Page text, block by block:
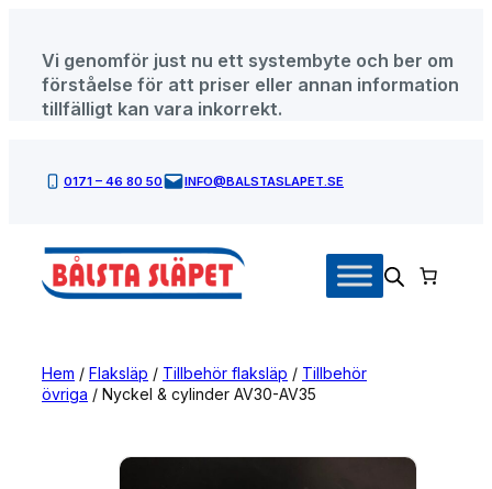
innehåll
Vi genomför just nu ett systembyte och ber om
förståelse för att priser eller annan information
tillfälligt kan vara inkorrekt.
0171 – 46 80 50 INFO@BALSTASLAPET.SE
Hem / Flaksläp / Tillbehör flaksläp / Tillbehör
övriga / Nyckel & cylinder AV30-AV35